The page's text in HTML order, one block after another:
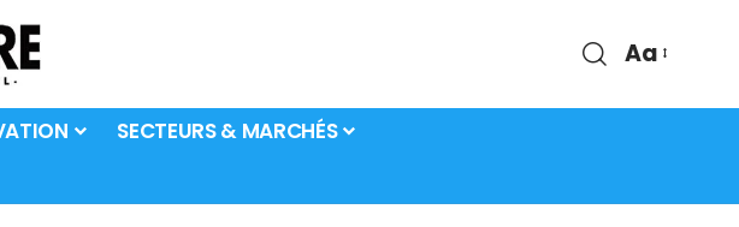
Aa
SECTEURS & MARCHÉS